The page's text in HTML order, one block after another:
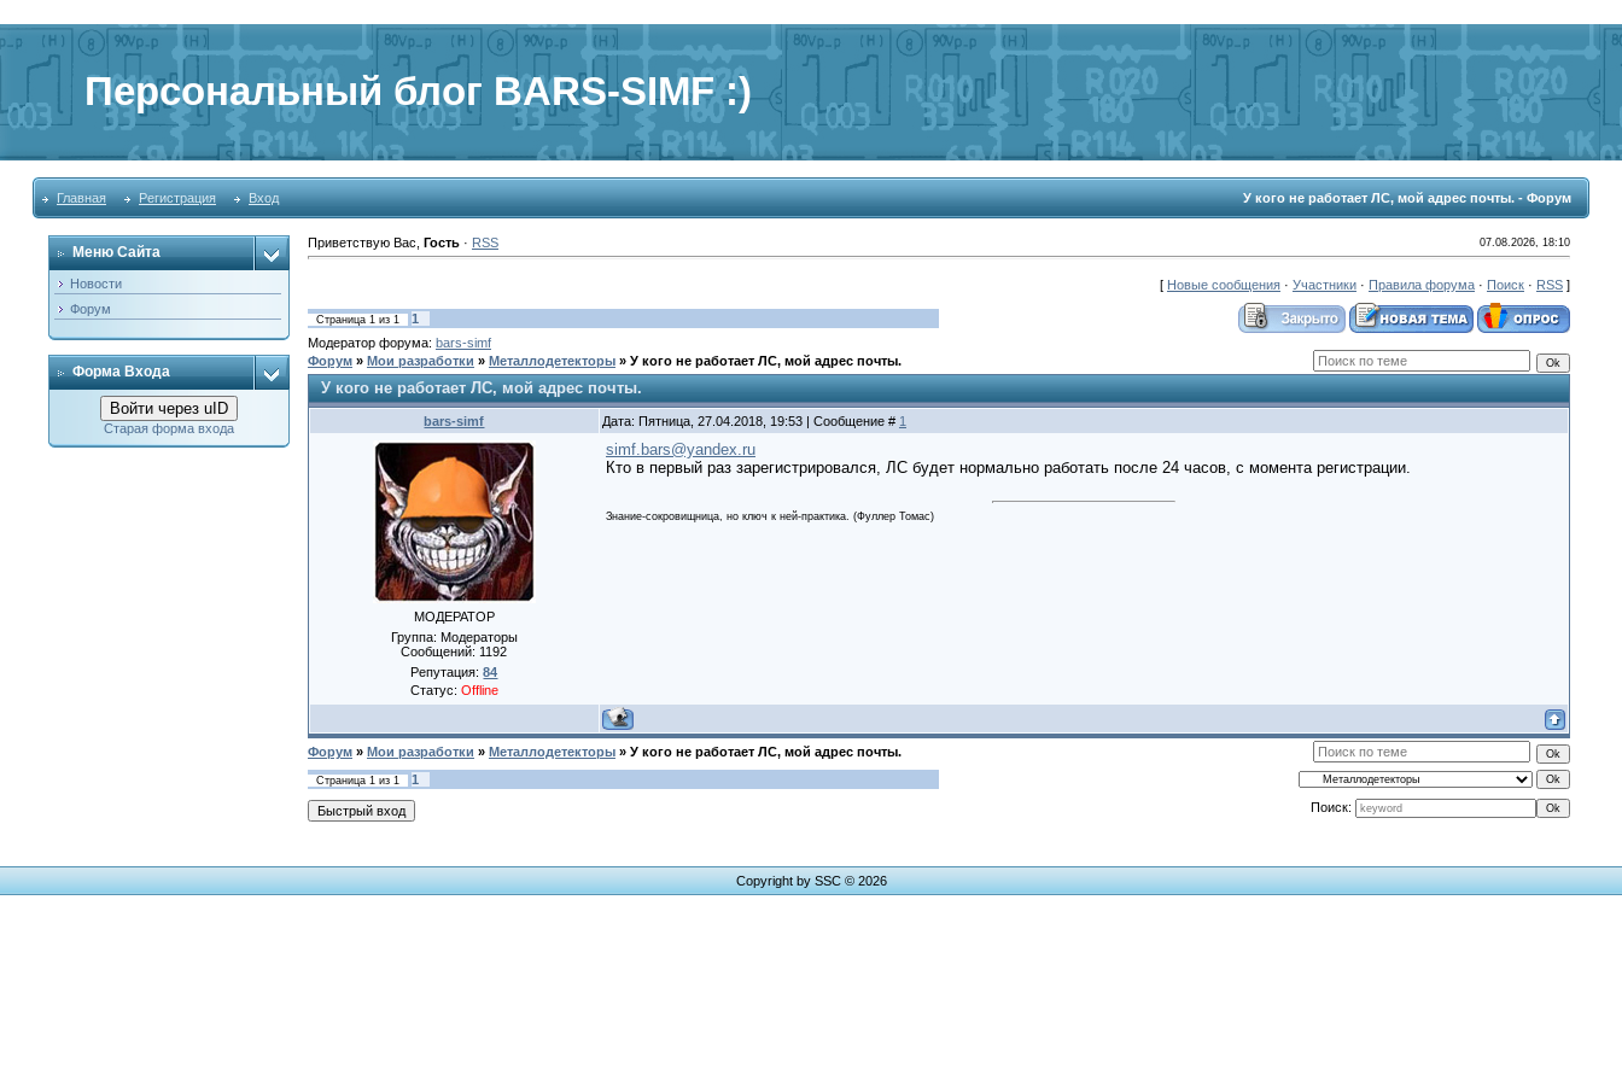
Персональный блог BARS-SIMF :)
Главная Регистрация Вход У кого не работает ЛС, мой адрес почты. - Форум
Меню Сайта
Новости
Форум
Форма Входа
Войти через uID
Старая форма входа
Приветствую Вас Гость· RSS 07.08.2026, 18:10
[ Новые сообщения· Участники· Правила форума· Поиск· RSS]
Страница 1 из 1
1
Модератор форума: bars-simf
Форум » Мои разработки » Металлодетекторы » У кого не работает ЛС, мой адрес почты.
У кого не работает ЛС, мой адрес почты.
bars-simf Дата: Пятница, 27.04.2018, 19:53 | Сообщение # 1
МОДЕРАТОР
Группа: Модераторы
Сообщений: 1192
Репутация:84
Статус: Offline
simf.bars@yandex.ru
Кто в первый раз зарегистрировался, ЛС будет нормально работать после 24 часов, с момента регистрации.
Знание-сокровищница, но ключ к ней-практика. (Фуллер Томас)
Форум » Мои разработки » Металлодетекторы » У кого не работает ЛС, мой адрес почты.
Страница 1 из 1
1
Поиск:
Copyright by SSC © 2026